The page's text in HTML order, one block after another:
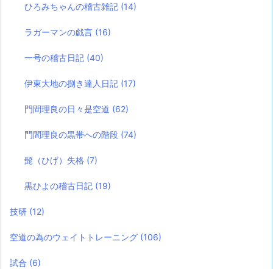
ひろみちゃんの稽古雑記 (14)
ラガーマンの戯言 (16)
一号の稽古日記 (40)
伊東大地の捌き達人日記 (17)
門間理良の日々是空道 (62)
門間理良の黒帯への階段 (74)
髭（ひげ）失格 (7)
黒ひよの稽古日記 (19)
技研 (12)
空道の為のウェイトトレーニング (106)
試合 (6)